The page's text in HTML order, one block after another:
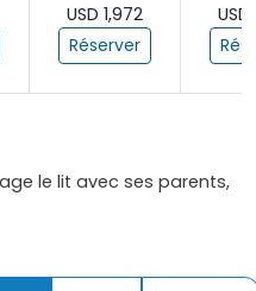
USD 1,972
Réserver
USD
le lit avec ses parents,